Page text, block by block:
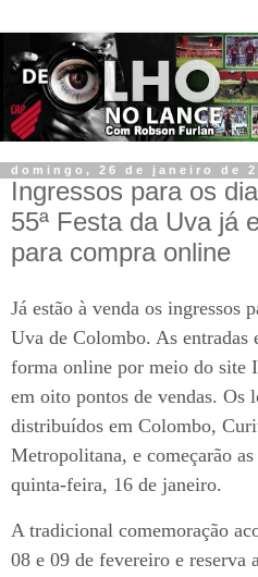
domingo, 26 de janeiro de
Ingressos para os
55ª Festa da Uva já
para compra online
Já estão à venda os ingressos
Uva de Colombo. As entradas
forma online por meio do site
em oito pontos de vendas. Os
distribuídos em Colombo,
Metropolitana, e começarão
quinta-feira, 16 de janeiro.
A tradicional comemoração
08 e 09 de fevereiro e reserva